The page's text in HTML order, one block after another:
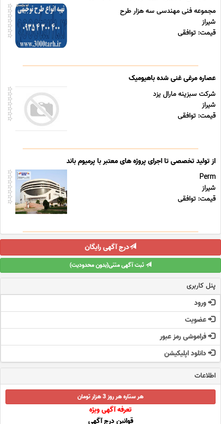
مجموعه فنی مهندسی سه هزار طرح
شیراز
قیمت: توافقی
عصاره مرغی غنی شده باهیومیک
شرکت سبزینه مارال یزد
شیراز
قیمت: توافقی
از تولید تخصصی تا اجرای پروژه های معتبر با پرمیوم باند
Perm
شیراز
قیمت: توافقی
درج آگهی رایگان
ثبت آگهی متنی(بدون محدودیت)
پنل کاربری
ورود
عضویت
فراموشی رمز عبور
دانلود اپلیکیشن
اطلاعات
هر ستاره هر روز 3 هزار تومان
تعرفه آگهی ویژه
قوانین درج آگهی